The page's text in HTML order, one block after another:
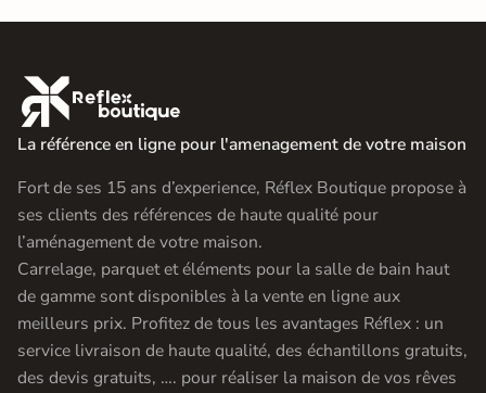

La référence en ligne pour l'amenagement de votre maison
Fort de ses 15 ans d’experience, Réflex Boutique propose à
ses clients des références de haute qualité pour
l’aménagement de votre maison.
Carrelage, parquet et éléments pour la salle de bain haut
de gamme sont disponibles à la vente en ligne aux
meilleurs prix. Profitez de tous les avantages Réflex : un
service livraison de haute qualité, des échantillons gratuits,
des devis gratuits, …. pour réaliser la maison de vos rêves